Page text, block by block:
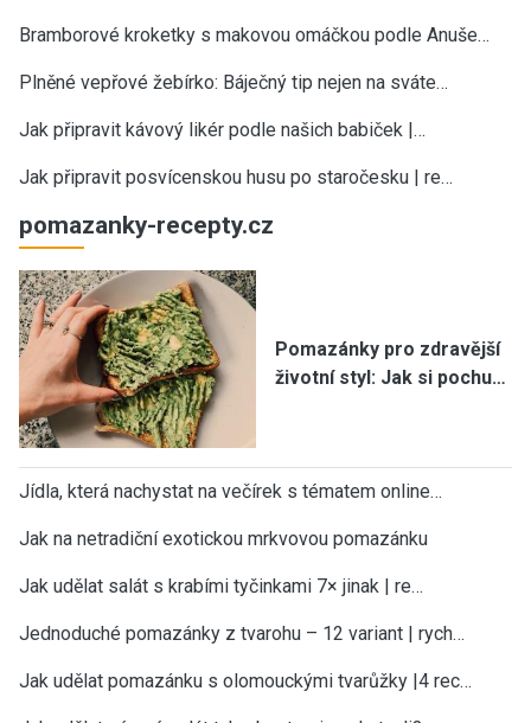
Bramborové kroketky s makovou omáčkou podle Anuše…
Plněné vepřové žebírko: Báječný tip nejen na sváte…
Jak připravit kávový likér podle našich babiček |…
Jak připravit posvícenskou husu po staročesku | re…
pomazanky-recepty.cz
Pomazánky pro zdravější
životní styl: Jak si pochu…
Jídla, která nachystat na večírek s tématem online…
Jak na netradiční exotickou mrkvovou pomazánku
Jak udělat salát s krabími tyčinkami 7× jinak | re…
Jednoduché pomazánky z tvarohu – 12 variant | rych…
Jak udělat pomazánku s olomouckými tvarůžky |4 rec…